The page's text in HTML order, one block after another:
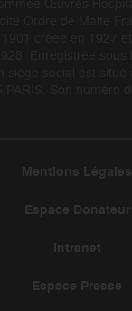
Mentions Légales
Espace Donateur
Intranet
Espace Presse